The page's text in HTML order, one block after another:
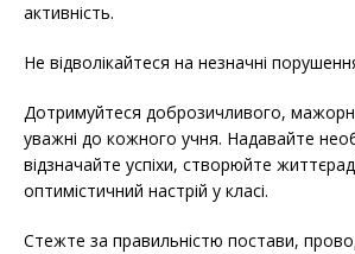
активність.
Не відволікайтеся на незначні
Дотримуйтеся доброзичливого,
уважні до кожного учня. Надавайте
відзначайте успіхи, створюйте
оптимістичний настрій у класі.
Стежте за правильністю постави,